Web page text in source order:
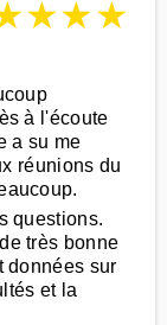
★★★
à l'écoute
a su me
réunions du
questions.
très bonne
données sur
et la